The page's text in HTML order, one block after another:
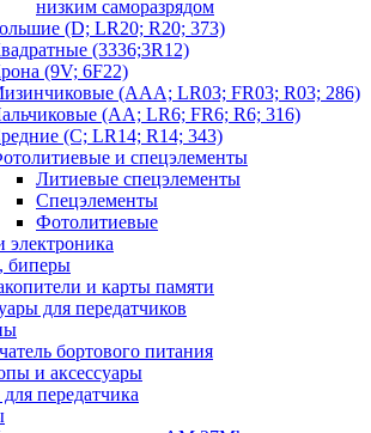
низким саморазрядом
(D; LR20; R20; 373)
(3336;3R12)
(9V; 6F22)
(AAA; LR03; FR03; R03; 286)
(AA; LR6; FR6; R6; 316)
(C; LR14; R14; 343)
и спецэлементы
Литиевые спецэлементы
Спецэлементы
Фотолитиевые
электроника
биперы
и карты памяти
для передатчиков
бортового питания
и аксессуары
передатчика